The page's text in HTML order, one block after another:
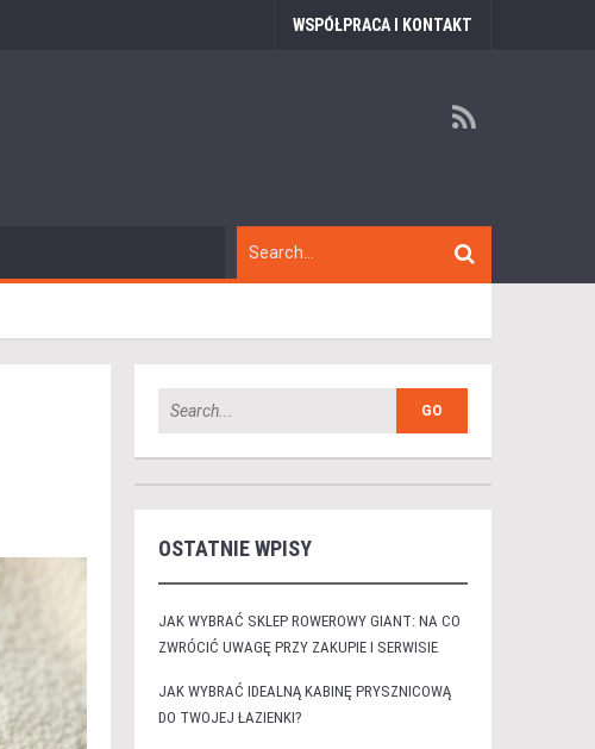
WSPÓŁPRACA I KONTAKT
OSTATNIE WPISY
JAK WYBRAĆ SKLEP ROWEROWY GIANT: NA CO
ZWRÓCIĆ UWAGĘ PRZY ZAKUPIE I SERWISIE
JAK WYBRAĆ IDEALNĄ KABINĘ PRYSZNICOWĄ
DO TWOJEJ ŁAZIENKI?